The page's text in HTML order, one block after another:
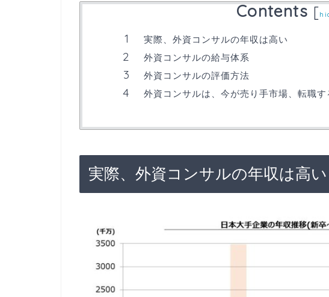
Contents [
実際、外資コンサルの年収は高い
外資コンサルの給与体系
外資コンサルの評価方法
外資コンサルは、今が売り手市場、転職
実際、外資コンサルの年収は高い